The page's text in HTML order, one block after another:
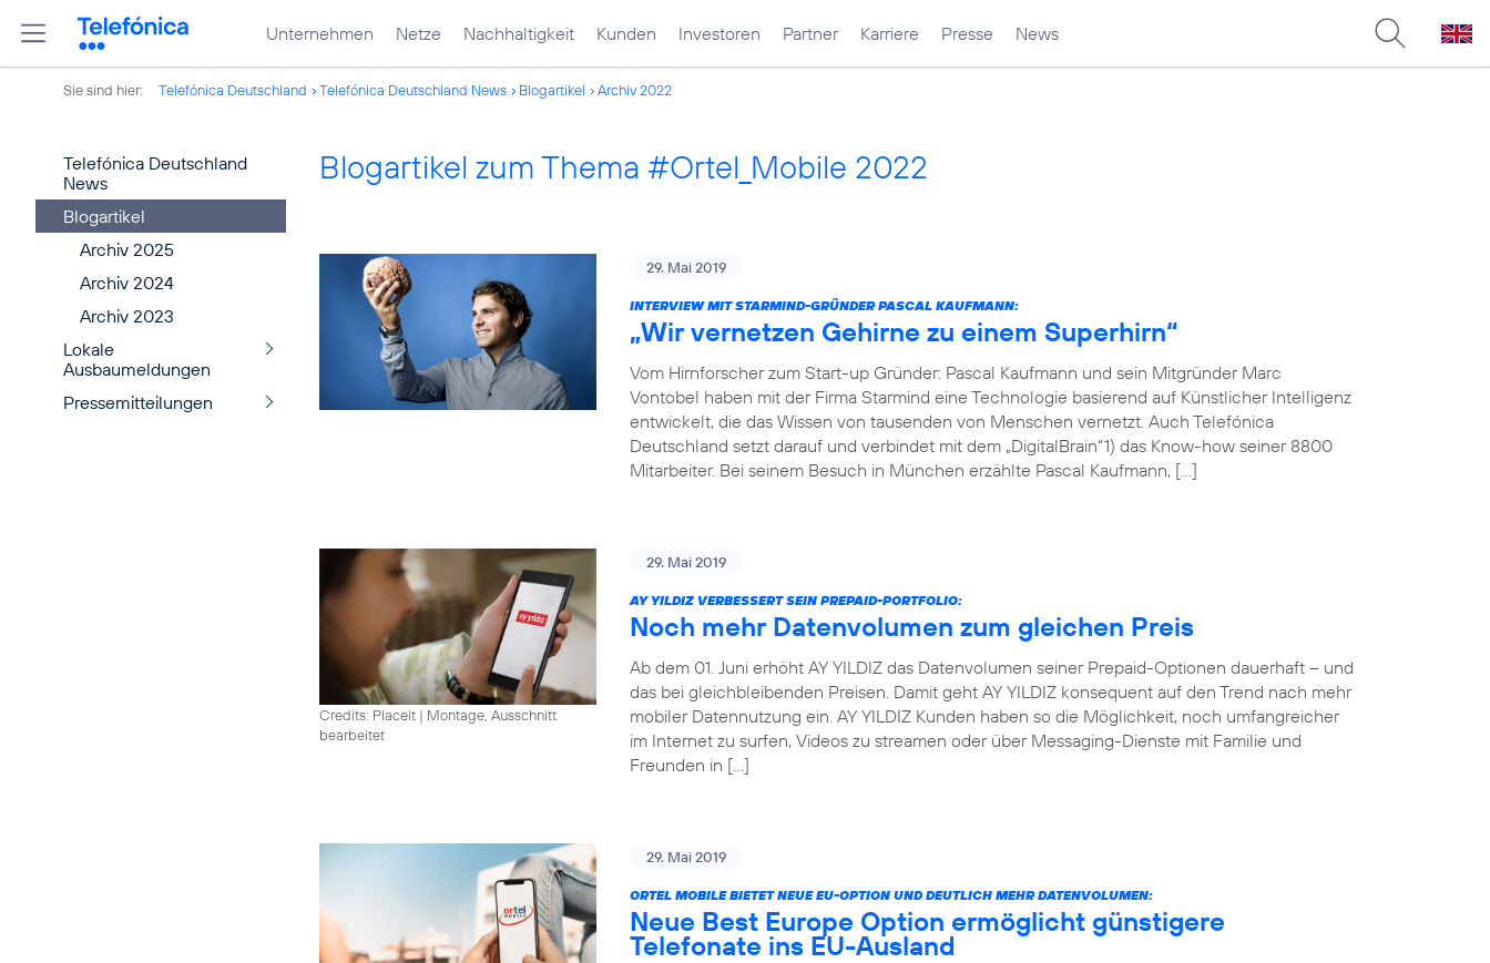
Unternehmen Netze Nachhaltigkeit Kunden Investoren Partner Karriere Presse News
Sie sind hier: Telefónica Deutschland Telefónica Deutschland News Blogartikel Archiv 2022
Telefónica Deutschland
News
Blogartikel
Archiv 2025
Archiv 2024
Archiv 2023
Lokale
Ausbaumeldungen
Pressemitteilungen
Blogartikel zum Thema #Ortel_Mobile 2022
29. Mai 2019
INTERVIEW MIT STARMIND-GRÜNDER PASCAL KAUFMANN:
„Wir vernetzen Gehirne zu einem Superhirn“
Vom Hirnforscher zum Start-up Gründer: Pascal Kaufmann und sein Mitgründer Marc
Vontobel haben mit der Firma Starmind eine Technologie basierend auf Künstlicher Intelligenz
entwickelt, die das Wissen von tausenden von Menschen vernetzt. Auch Telefónica
Deutschland setzt darauf und verbindet mit dem „DigitalBrain“1) das Know-how seiner 8800
Mitarbeiter. Bei seinem Besuch in München erzählte Pascal Kaufmann, […]
Credits: Placeit | Montage, Ausschnitt
bearbeitet
29. Mai 2019
AY YILDIZ VERBESSERT SEIN PREPAID-PORTFOLIO:
Noch mehr Datenvolumen zum gleichen Preis
Ab dem 01. Juni erhöht AY YILDIZ das Datenvolumen seiner Prepaid-Optionen dauerhaft – und
das bei gleichbleibenden Preisen. Damit geht AY YILDIZ konsequent auf den Trend nach mehr
mobiler Datennutzung ein. AY YILDIZ Kunden haben so die Möglichkeit, noch umfangreicher
im Internet zu surfen, Videos zu streamen oder über Messaging-Dienste mit Familie und
Freunden in […]
29. Mai 2019
ORTEL MOBILE BIETET NEUE EU-OPTION UND DEUTLICH MEHR DATENVOLUMEN:
Neue Best Europe Option ermöglicht günstigere
Telefonate ins EU-Ausland